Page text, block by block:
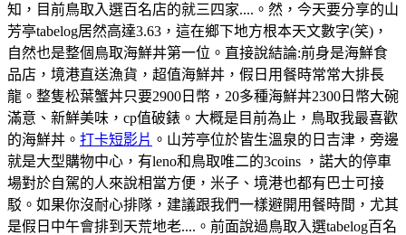
知，目前鳥取入選百名店的就三四家....。然，今天要分享的山
芳亭tabelog居然高達3.63，這在鄉下地方根本天文數字(笑)，
自然也是整個鳥取海鮮丼第一位。直接說結論:前身是海鮮食
品店，境港直送漁貨，超值海鮮丼，假日用餐時常常大排長
龍。整隻松葉蟹丼只要2900日幣，20多種海鮮丼2300日幣大碗
滿意、新鮮美味，cp值破錶。大概是目前為止，鳥取我最喜歡
的海鮮丼。 打卡短影片 。山芳亭位於皆生溫泉的日吉津，旁邊
就是大型購物中心，有leno和鳥取唯二的3coins ，諾大的停車
場對於自駕的人來說相當方便，米子、境港也都有巴士可接
駁。如果你沒耐心排隊，建議跟我們一樣避開用餐時間，尤其
是假日中午會排到天荒地老....。前面說過鳥取入選tabelog百名